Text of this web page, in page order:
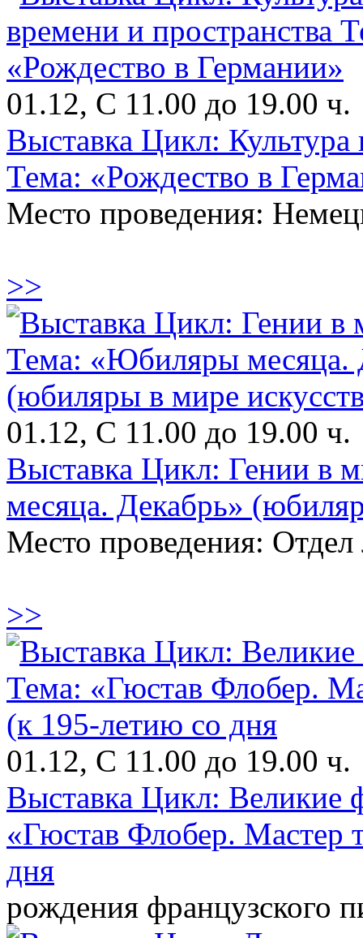
01.12, С 11.00 до 19.00 ч.
Выставка Цикл: Культура
Тема: «Рождество в
Место проведения:
>>
01.12, С 11.00 до 19.00 ч.
Выставка Цикл: Гении в
месяца. Декабрь»
Место проведения:
>>
01.12, С 11.00 до 19.00 ч.
Выставка Цикл: Великие
«Гюстав Флобер. Мастер
дня
рождения французского